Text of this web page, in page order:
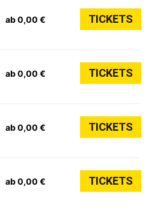
ab 0,00 € TICKETS
ab 0,00 € TICKETS
ab 0,00 € TICKETS
ab 0,00 € TICKETS